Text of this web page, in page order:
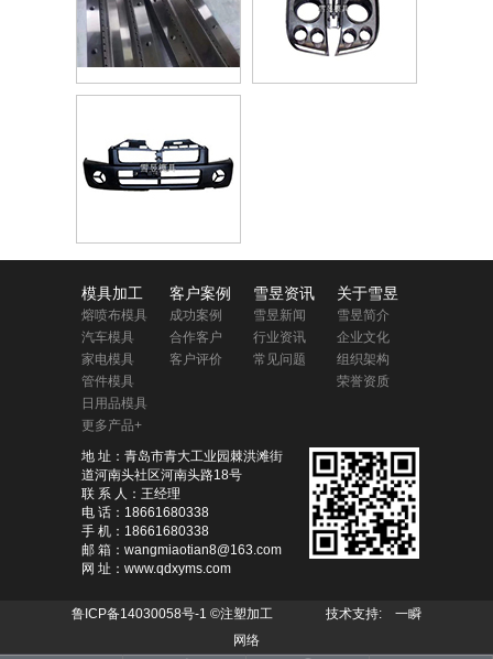
模具加工
熔喷布模具
汽车模具
家电模具
管件模具
日用品模具
更多产品+
客户案例
成功案例
合作客户
客户评价
雪昱资讯
雪昱新闻
行业资讯
常见问题
关于雪昱
雪昱简介
企业文化
组织架构
荣誉资质
地 址：青岛市青大工业园棘洪滩街
道河南头社区河南头路18号
联 系 人：王经理
电 话：18661680338
手 机：18661680338
邮 箱：wangmiaotian8@163.com
网 址：www.qdxyms.com
鲁ICP备14030058号-1 ©注塑加工 技术支持: 一瞬
网络